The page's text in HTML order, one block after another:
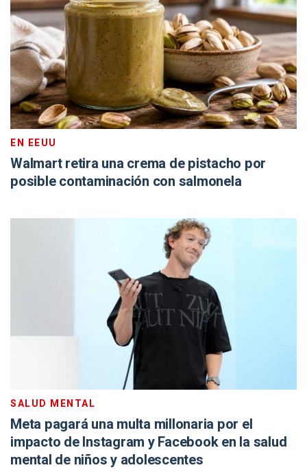
EN EEUU
Walmart retira una crema de pistacho por
posible contaminación con salmonela
SALUD MENTAL
Meta pagará una multa millonaria por el
impacto de Instagram y Facebook en la salud
mental de niños y adolescentes